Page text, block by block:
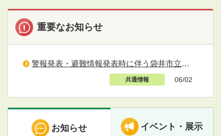
重要なお知らせ
警報発表・避難情報発表時に伴う袋井市立図書館の対応について
06/02
共通情報
お知らせ イベント・展示